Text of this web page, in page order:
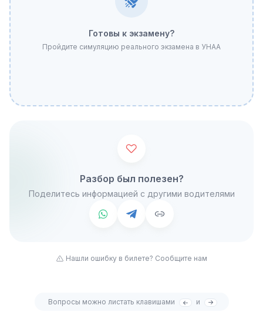
Готовы к экзамену?
Пройдите симуляцию реального экзамена в УНАА
Разбор был полезен?
Поделитесь информацией с другими водителями
Нашли ошибку в билете? Сообщите нам
Вопросы можно листать клавишами и